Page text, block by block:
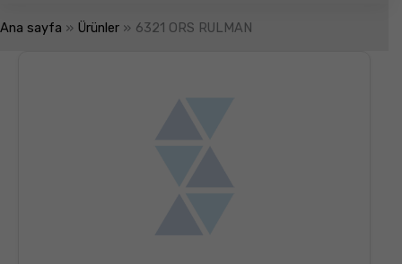
Ana sayfa Ürünler 6321 ORS RULMAN